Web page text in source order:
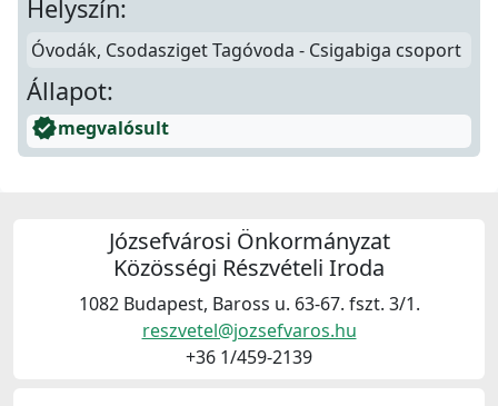
Helyszín:
Óvodák, Csodasziget Tagóvoda - Csigabiga csoport
Állapot:
verifiedmegvalósult
Józsefvárosi Önkormányzat
Közösségi Részvételi Iroda
1082 Budapest, Baross u. 63-67. fszt. 3/1.
reszvetel@jozsefvaros.hu
+36 1/459-2139